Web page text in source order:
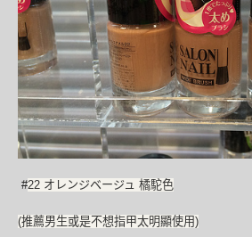
#22 オレンジベージュ 橘駝色
(推薦男生或是不想指甲太明顯使用)